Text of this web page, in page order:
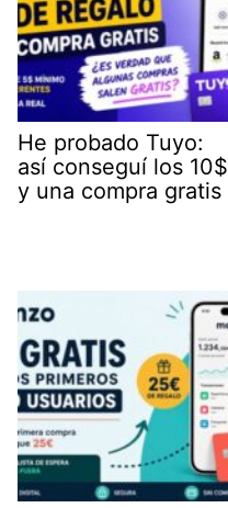
He probado Tuyo:
así conseguí los 10$
y una compra gratis